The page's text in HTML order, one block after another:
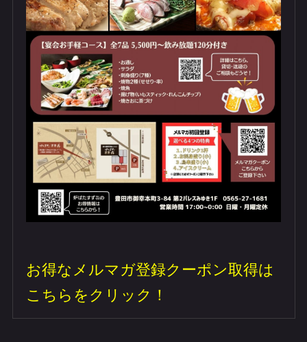
お得なメルマガ登録クーポン取得は
こちらをクリック！